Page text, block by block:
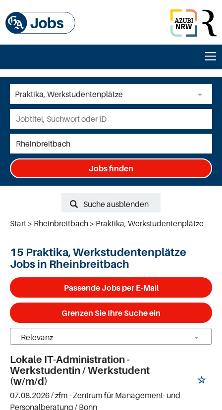
Jobs finden
Suche ausblenden
Start
Rheinbreitbach Praktika, Werkstudentenplätze
15 Praktika, Werkstudentenplätze
Jobs in Rheinbreitbach
Passende Jobs per E-Mail
Grenzen Sie Ihre Suche ein
Lokale IT-Administration -
Werkstudentin / Werkstudent
(w/m/d)
07.08.2026 /zfm - Zentrum für Management- und
Personalberatung / Bonn